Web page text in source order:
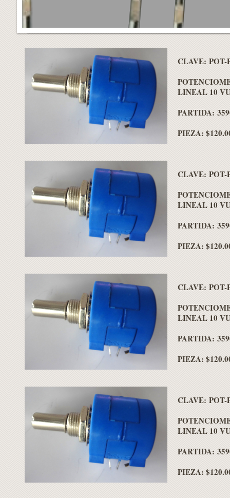
CLAVE: POT-
LINEAL 10
PARTIDA:
PIEZA:
CLAVE: POT-
LINEAL 10
PARTIDA:
PIEZA:
CLAVE: POT-
LINEAL 10
PARTIDA:
PIEZA:
CLAVE: POT-
LINEAL 10
PARTIDA:
PIEZA: